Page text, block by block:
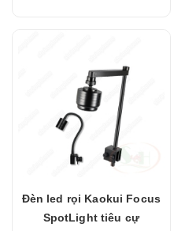
Đèn led rọi Kaokui Focus
SpotLight tiêu cự